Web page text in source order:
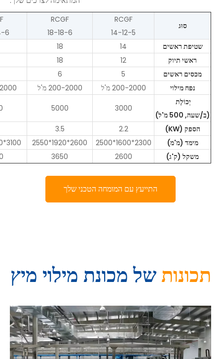
סוּג
RCGF
14-12-5
RCGF
18-18-6
6
שטיפת ראשים
14
18
ראשי תיוק
12
18
מכסים ראשים
5
6
נפח מילוי
200-2000 מ'ל 200-2000 מ'ל
200-
יְכוֹלֶת
(ב/שעה, 500 מ'ל)
3000
5000
הספק (KW) 2.2
3.5
מימד (מ'מ)
2300*1600*2500
2600*1920*2550
3100*2100*2800
משקל (ק'ג)
2600
3650
התייעץ עם המומחה הטכני שלך
תכונותשל מכונת מילוי מיץ